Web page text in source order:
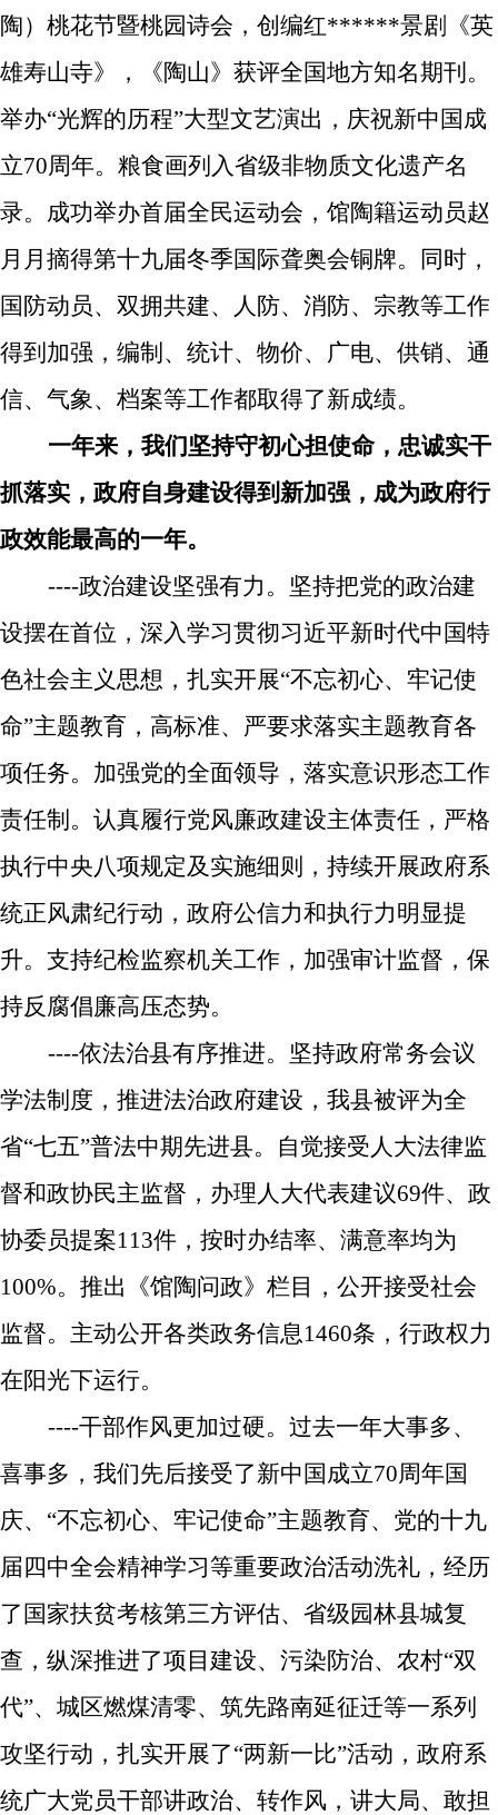
陶）桃花节暨桃园诗会，创编红******景剧《英
雄寿山寺》，《陶山》获评全国地方知名期刊。
举办“光辉的历程”大型文艺演出，庆祝新中国成
立70周年。 粮食画列入省级非物质文化遗产名
录。 成功举办首届全民运动会，馆陶籍运动员赵
月月摘得第十九届冬季国际聋奥会铜牌。
同时，
国防动员、双拥共建、人防、消防、宗教等工作
得到加强，编制、统计、物价、广电、供销、通
信、气象、档案等工作都取得了新成绩。
一年来，我们坚持守初心担使命，忠诚实干
抓落实，政府自身建设得到新加强，成为政府行
政效能最高的一年。
----政治建设坚强有力。 坚持把党的政治建
设摆在首位，深入学习贯彻习近平新时代中国特
色社会主义思想，扎实开展“不忘初心、牢记使
命”主题教育，高标准、严要求落实主题教育各
项任务。加强党的全面领导，落实意识形态工作
责任制。认真履行党风廉政建设主体责任， 严格
执行中央八项规定及实施细则， 持续开展政府系
统正风肃纪行动， 政府公信力和执行力明显提
升。支持纪检监察机关工作，加强审计监督，保
持反腐倡廉高压态势。
----依法治县有序推进。 坚持政府常务会议
学法制度，推进法治政府建设，我县被评为全
省“七五”普法中期先进县。 自觉接受人大法律监
督和政协民主监督，办理人大代表建议69件、政
协委员提案113件，按时办结率、满意率均为
100%。 推出《馆陶问政》栏目，公开接受社会
监督。 主动公开各类政务信息1460条，行政权力
在阳光下运行。
----干部作风更加过硬。 过去一年大事多、
喜事多，我们先后接受了新中国成立70周年国
庆、“不忘初心、牢记使命”主题教育、党的十九
届四中全会精神学习等重要政治活动洗礼，经历
了 国家扶贫考核第三方评估、省级园林县城复
查，纵深推进了项目建设、污染防治、农村“双
代”、城区燃煤清零、筑先路南延征迁等一系列
攻坚行动，扎实开展了“两新一比”活动，政府系
统广大党员干部讲政治、转作风，讲大局、敢担